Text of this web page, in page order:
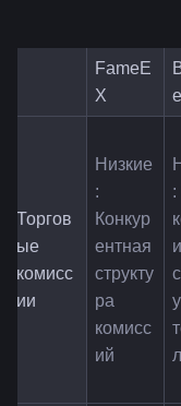
FameE
X
e
Торгов
ые
комисс
ии
Низкие
:
Конкур
ентная
структу
ра
комисс
ий
: